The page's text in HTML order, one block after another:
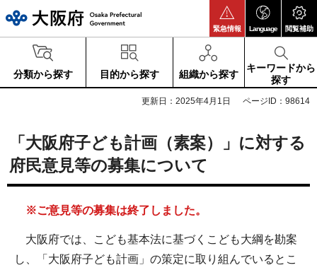
緊急情報 Language 閲覧補助
分類から探す 目的から探す 組織から探す
キーワードから
探す
更新日：2025年4月1日 ページID：98614
「大阪府子ども計画（素案）」に対する
府民意見等の募集について
※ご意見等の募集は終了しました。
大阪府では、こども基本法に基づくこども大綱を勘案
し、「大阪府子ども計画」の策定に取り組んでいるとこ